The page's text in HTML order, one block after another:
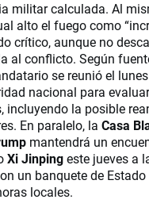
militar calculada. Al
alto el fuego como
crítico, aunque no
al conflicto. Según
se reunió el
nacional para
incluyendo la posible
En paralelo, la Casa
mantendrá un
Xi Jinpingeste jueves a
un banquete de
locales.